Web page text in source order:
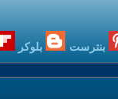
بنترست بلوكر